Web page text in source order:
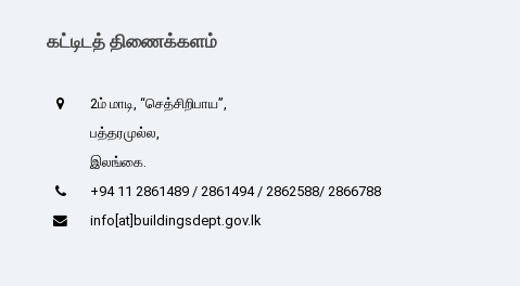
கட்டிடத் திணைக்களம்
2ம் மாடி, “செத்சிறிபாய”,
பத்தரமுல்ல,
இலங்கை.
+94 11 2861489 / 2861494 / 2862588/ 2866788
info[at]buildingsdept.gov.lk